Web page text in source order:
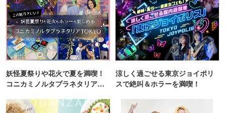
妖怪夏祭りや花火で夏を満喫！
コニカミノルタプラネタリア
涼しく過ごせる東京ジョイポリ
スで絶叫＆ホラーを満喫！